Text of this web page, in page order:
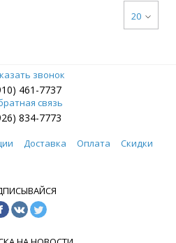
20
звонок
461-7737
связь
834-7773
Доставка Оплата
Скидки